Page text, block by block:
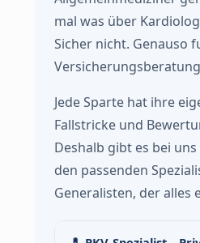
mal was über
Sicher nicht. Genauso
Jede Sparte hat ihre
Fallstricke und
Deshalb gibt es bei
den passenden
Generalisten, der alles